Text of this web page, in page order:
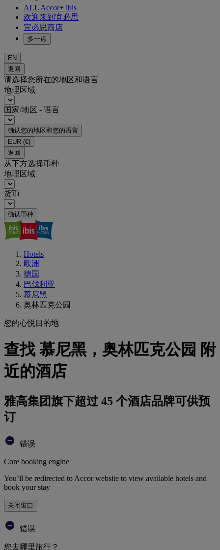
ALL Accor+ ibis
欢迎来到宜必思
宜必思商店
多一点
EN
返回
请选择您所在的地区和语言
地理区域
国家/地区 - 语言
确认您的地区和您的语言
EUR (€)
返回
从下方选择币种
地理区域
货币
确认币种
Hotels
欧洲
德国
巴伐利亚
慕尼黑
奥林匹克公园
您的心悦目的地
查找 慕尼黑，奥林匹克公园 附
近的酒店
雅高集团旗下超过 45 个酒店品牌可供预
订
错误
Core booking engine
You’ll be redirected to Accor website to view available hotels and
book your stay
关闭窗口
错误
您去哪里旅行？